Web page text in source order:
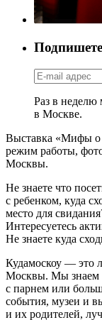
Раз в неделю
в Москве.
Выставка «Мифы о
режим работы,
Москвы.
Не знаете что
с ребенком, куда
место для
Интересуетесь
Не знаете куда
Кудамоскоу — это
Москвы. Мы знаем
с парнем или
события, музеи и
и их родителей,